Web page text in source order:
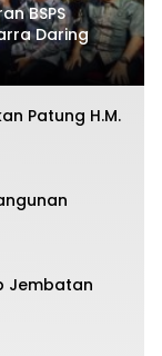
BSPS
Daring
Patung H.M.
Jembatan